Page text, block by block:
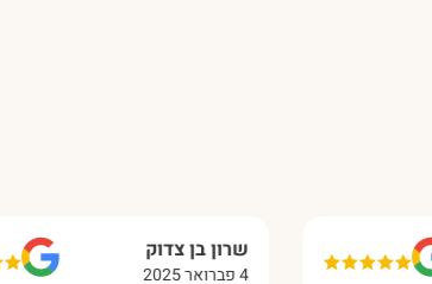
שרון בן צדוק